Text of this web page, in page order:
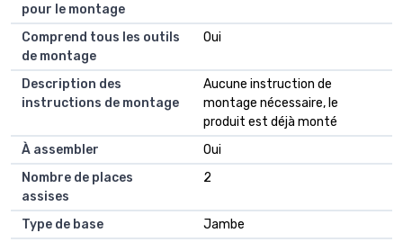
pour le montage
Comprend tous les outils
de montage
Oui
Description des
instructions de montage
Aucune instruction de
montage nécessaire, le
produit est déjà monté
À assembler
Oui
Nombre de places
assises
2
Type de base
Jambe